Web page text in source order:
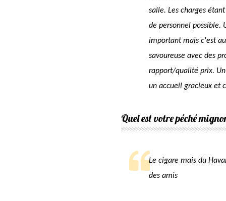
salle. Les charges
de personnel possible.
important mais c'est
savoureuse avec des
rapport/qualité prix.
un accueil gracieux et
Quel est votre péché
Le cigare mais du
des amis